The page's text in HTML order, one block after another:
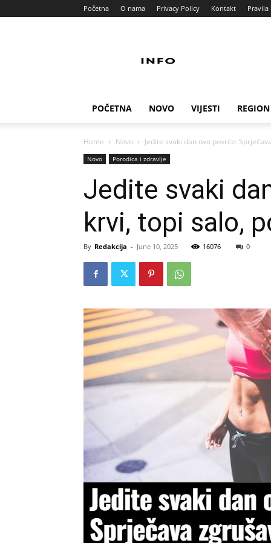
Početna O nama Privacy Policy Kontakt
POČETNA NOVO VIJESTI REGION
Home Novo Jedite svaki dan ovo povrće:
Novo Porodica i zdravlje
Jedite svaki
krvi, topi salo,
By Redakcija - June 10, 2025 16076 0